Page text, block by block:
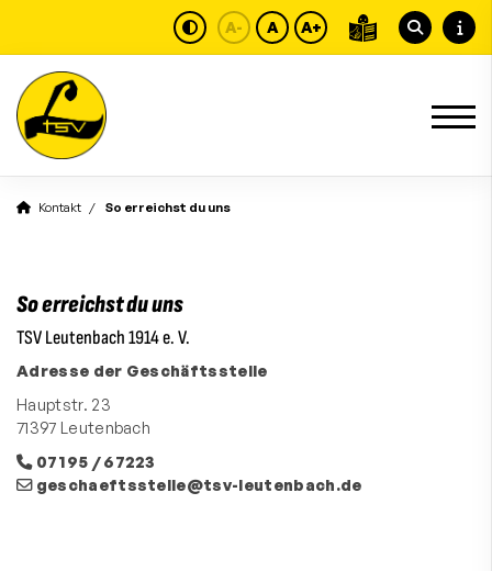
A- A A+
Kontakt So erreichst du uns
So erreichst du uns
TSV Leutenbach 1914 e. V.
Adresse der Geschäftsstelle
Hauptstr. 23
71397 Leutenbach
07195 / 67223
geschaeftsstelle@tsv-leutenbach.de